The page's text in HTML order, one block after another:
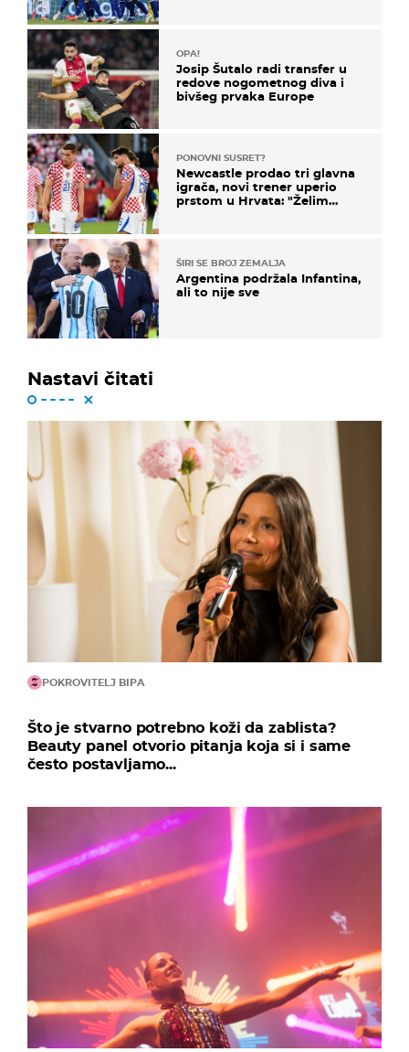
OPA!
Josip Šutalo radi transfer u
redove nogometnog diva i
bivšeg prvaka Europe
PONOVNI SUSRET?
Newcastle prodao tri glavna
igrača, novi trener uperio
prstom u Hrvata: "Želim
ŠIRI SE BROJ ZEMALJA
Argentina podržala Infantina,
ali to nije sve
Nastavi čitati
POKROVITELJ BIPA
Što je stvarno potrebno koži da zablista?
Beauty panel otvorio pitanja koja si i same
često postavljamo...